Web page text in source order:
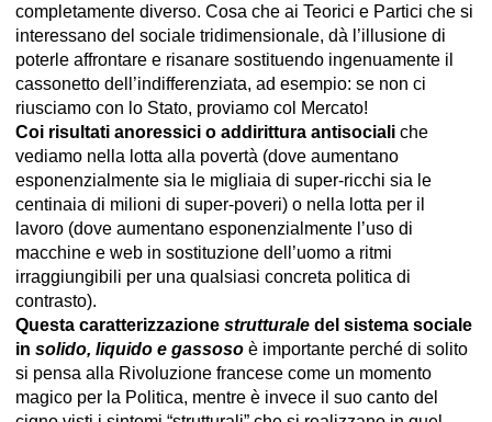
completamente diverso. Cosa che ai Teorici e Partici che si
interessano del sociale tridimensionale, dà l’illusione di
poterle affrontare e risanare sostituendo ingenuamente il
cassonetto dell’indifferenziata, ad esempio: se non ci
riusciamo con lo Stato, proviamo col Mercato!
Coi risultati anoressici o addirittura antisociali che
vediamo nella lotta alla povertà (dove aumentano
esponenzialmente sia le migliaia di super-ricchi sia le
centinaia di milioni di super-poveri) o nella lotta per il
lavoro (dove aumentano esponenzialmente l’uso di
macchine e web in sostituzione dell’uomo a ritmi
irraggiungibili per una qualsiasi concreta politica di
contrasto).
Questa caratterizzazione strutturale del sistema sociale
in solido, liquido e gassoso è importante perché di solito
si pensa alla Rivoluzione francese come un momento
magico per la Politica, mentre è invece il suo canto del